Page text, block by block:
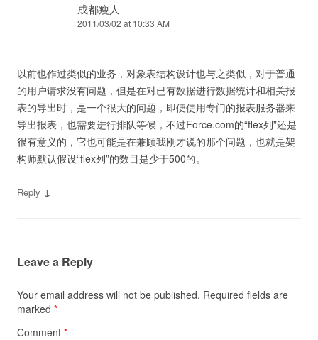
成都瘦人
2011/03/02 at 10:33 AM
以前也作过类似的业务，对象表结构设计也与之类似，对于普通
的用户请求没有问题，但是在对已有数据进行数据统计和相关报
表的导出时，是一个很大的问题，即便使用专门的报表服务器来
导出报表，也需要进行排队等候，不过Force.com的“flex列”还是
很有意义的，它也可能是在兼顾我刚才说的那个问题，也就是架
构师默认假设“flex列”的数目是少于500的。
Reply ↓
Leave a Reply
Your email address will not be published. Required fields are
marked *
Comment *